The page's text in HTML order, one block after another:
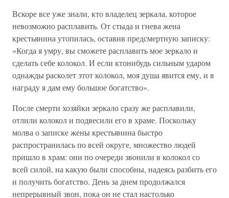
Вскоре все уже знали, кто владелец зеркала, которое
невозможно расплавить. От стыда и гнева жена
крестьянина утопилась, оставив предсмертную записку:
«Когда я умру, вы сможете расплавить мое зеркало и
сделать себе колокол. И если ктонибудь сильным ударом
однажды расколет этот колокол, моя душа явится ему, и в
награду я дам ему большое богатство».
После смерти хозяйки зеркало сразу же расплавили,
отлили колокол и подвесили его в храме. Поскольку
молва о записке жены крестьянина быстро
распространилась по всей округе, множество людей
пришло в храм: они по очереди звонили в колокол со
всей силой, на какую были способны, надеясь разбить его
и получить богатство. День за днем продолжался
непрерывный звон, пока он не стал настолько